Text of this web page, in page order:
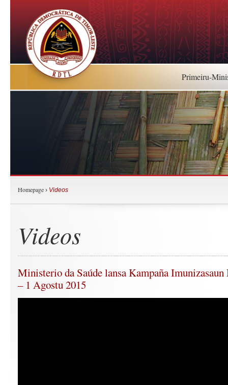
Primeiru-
Homepage › Videos
Videos
Ministerio da Saúde lansa Kampaña
– 1 Agostu 2015